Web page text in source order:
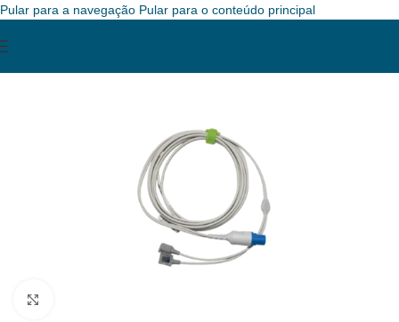
Pular para a navegação Pular para o conteúdo principal